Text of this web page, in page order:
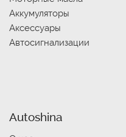
Аккумуляторы
Аксессуары
Автосигнализации
Autoshina